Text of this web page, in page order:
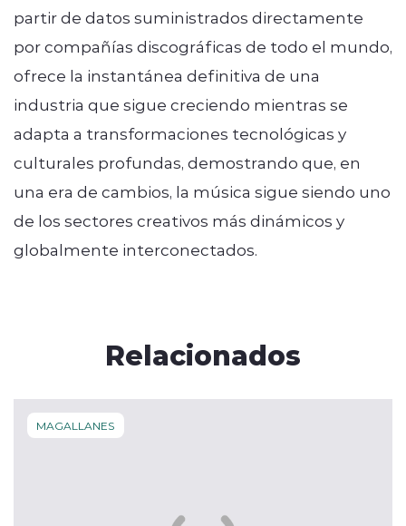
partir de datos suministrados directamente
por compañías discográficas de todo el mundo,
ofrece la instantánea definitiva de una
industria que sigue creciendo mientras se
adapta a transformaciones tecnológicas y
culturales profundas, demostrando que, en
una era de cambios, la música sigue siendo uno
de los sectores creativos más dinámicos y
globalmente interconectados.
Relacionados
MAGALLANES